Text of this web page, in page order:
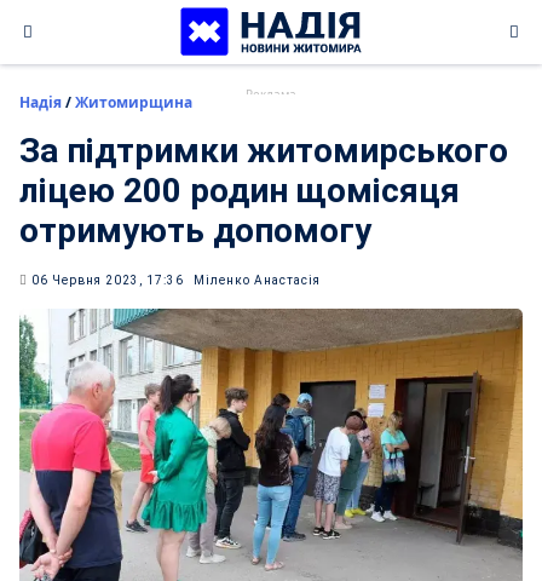
content
Надія/Житомирщина
За підтримки житомирського
ліцею 200 родин щомісяця
отримують допомогу
06 Червня 2023, 17:36 Міленко Анастасія